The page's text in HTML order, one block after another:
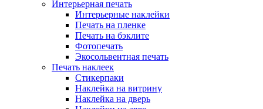
Интерьерная печать
Интерьерные наклейки
Печать на пленке
Печать на бэклите
Фотопечать
Экосольвентная печать
Печать наклеек
Стикерпаки
Наклейка на витрину
Наклейка на дверь